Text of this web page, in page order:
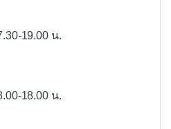
19.00 น.
18.00 น.